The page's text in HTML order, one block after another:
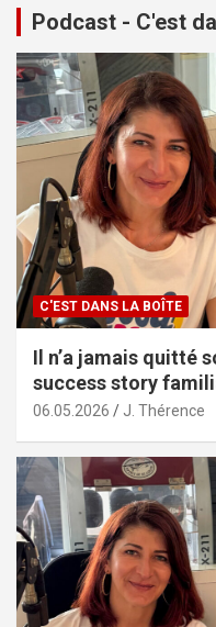
Podcast - C'est
C'EST DANS LA BOÎTE
Il n’a jamais quitté
success story
06.05.2026 J. Thérence